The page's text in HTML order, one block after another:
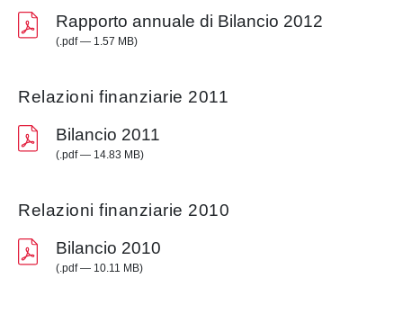
Rapporto annuale di Bilancio 2012
(.pdf — 1.57 MB)
Relazioni finanziarie 2011
Bilancio 2011
(.pdf — 14.83 MB)
Relazioni finanziarie 2010
Bilancio 2010
(.pdf — 10.11 MB)